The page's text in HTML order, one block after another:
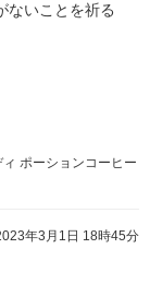
ないことを祈る
ポーションコーヒー
年3月1日 18時45分